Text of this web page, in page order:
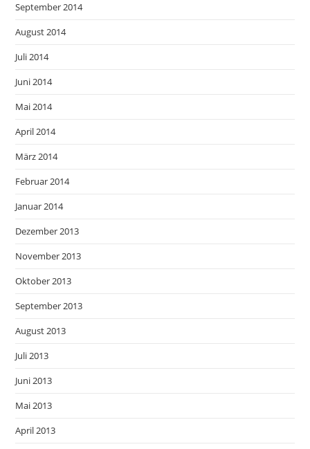
September 2014
August 2014
Juli 2014
Juni 2014
Mai 2014
April 2014
März 2014
Februar 2014
Januar 2014
Dezember 2013
November 2013
Oktober 2013
September 2013
August 2013
Juli 2013
Juni 2013
Mai 2013
April 2013